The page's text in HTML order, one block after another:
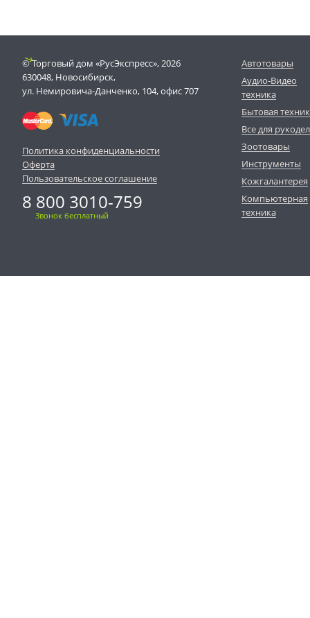
© Торговый дом «РусЭкспресс», 2026
630048, Новосибирск,
ул. Немировича-Данченко, 104, офис 707
Политика конфиденциальности
Оферта
Пользовательское соглашение
8 800 3010-759
Звонок бесплатный
Автотовары
Аудио-Видео
техника
Бытовая
Все для
Зоотовары
Инструменты
Кожгалантерея
Компьютерная
техника